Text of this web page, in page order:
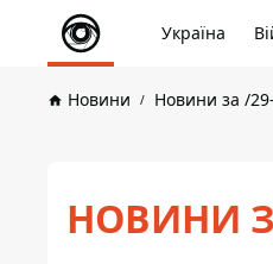
Україна
Новини Новини за /
НОВИНИ